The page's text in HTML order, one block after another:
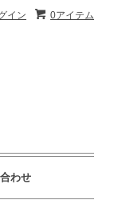
0アイテム
イン
わせ